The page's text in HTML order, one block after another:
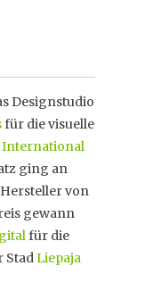
Designstudio
für die visuelle
International
ging an
von
gewann
für die
StadLiepaja